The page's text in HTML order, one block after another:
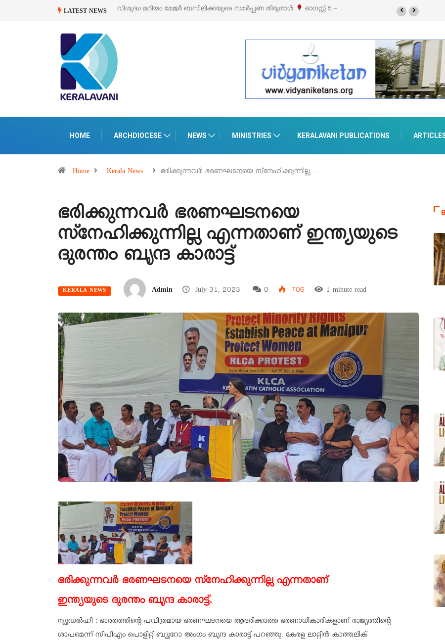
LATEST NEWS
സമർപ്പണ തിരുനാൾ ഓഗസ്റ്റ് 5 –‘പെറ്റൽസ്’ ലൈഫ് സ്റ്റൈൽ എക്സിബിഷനും സെയിലും ഓഗസ്റ്റ് 8-ന്
HOME ARCHDIOCESE NEWS MINISTRIES KERALAVANI PUBLICATIONS
Home Kerala News ഭരിക്കുന്നവര്‍ ഭരണഘടനയെ സ്‌നേഹിക്കുന്നില്ല…
ഭരിക്കുന്നവര്‍ ഭരണഘടനയെ
സ്‌നേഹിക്കുന്നില്ല എന്നതാണ് ഇന്ത്യയുടെ
ദുരന്തം ബൃന്ദ കാരാട്ട്
KERALA NEWS Admin July 31, 2023 0 706 1 minute read
ഭരിക്കുന്നവര്‍ ഭരണഘടനയെ സ്‌നേഹിക്കുന്നില്ല എന്നതാണ്
ഇന്ത്യയുടെ ദുരന്തം ബൃന്ദ കാരാട്ട്.
ന്യൂഡൽഹി : ഭാരതത്തിന്റെ പവിത്രമായ ഭരണഘടനയെ ആദരിക്കാത്ത ഭരണാധികാരികളാണ് രാജ്യത്തിന്റെ
ശാപമെന്ന് സിപിഎം പൊളിറ്റ് ബ്യൂറോ അംഗം ബൃന്ദ കാരാട്ട് പറഞ്ഞു. കേരള ലാറ്റിൻ കാത്തലിക്